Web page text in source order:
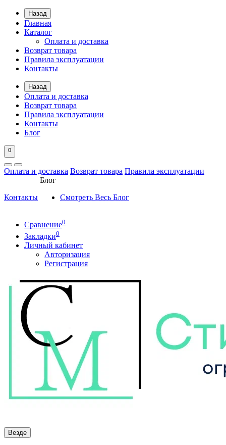
Назад
Главная
Каталог
Оплата и доставка
Возврат товара
Правила эксплуатации
Контакты
Назад
Оплата и доставка
Возврат товара
Правила эксплуатации
Контакты
Блог
0
Оплата и доставка Возврат товара Правила эксплуатации
Контакты
Блог
Смотреть Весь Блог
Сравнение0
Закладки0
Личный кабинет
Авторизация
Регистрация
Везде